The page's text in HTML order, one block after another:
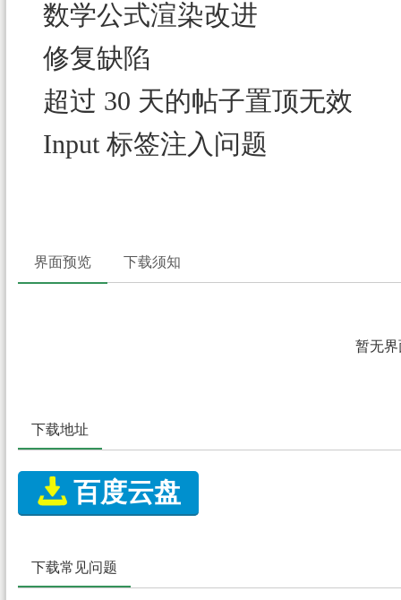
数学公式渲染改进
修复缺陷
超过 30 天的帖子置顶无效
Input 标签注入问题
界面预览 下载须知
暂无
下载地址
 百度云盘
下载常见问题